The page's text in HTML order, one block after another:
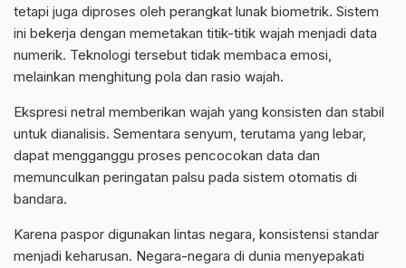
tetapi juga diproses oleh perangkat lunak biometrik. Sistem
ini bekerja dengan memetakan titik-titik wajah menjadi data
numerik. Teknologi tersebut tidak membaca emosi,
melainkan menghitung pola dan rasio wajah.
Ekspresi netral memberikan wajah yang konsisten dan stabil
untuk dianalisis. Sementara senyum, terutama yang lebar,
dapat mengganggu proses pencocokan data dan
memunculkan peringatan palsu pada sistem otomatis di
bandara.
Karena paspor digunakan lintas negara, konsistensi standar
menjadi keharusan. Negara-negara di dunia menyepakati